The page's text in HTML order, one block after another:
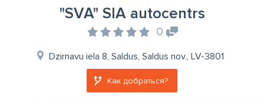
"SVA" SIA autocentrs
0
Dzirnavu iela 8, Saldus, Saldus nov., LV-3801
Как добраться?